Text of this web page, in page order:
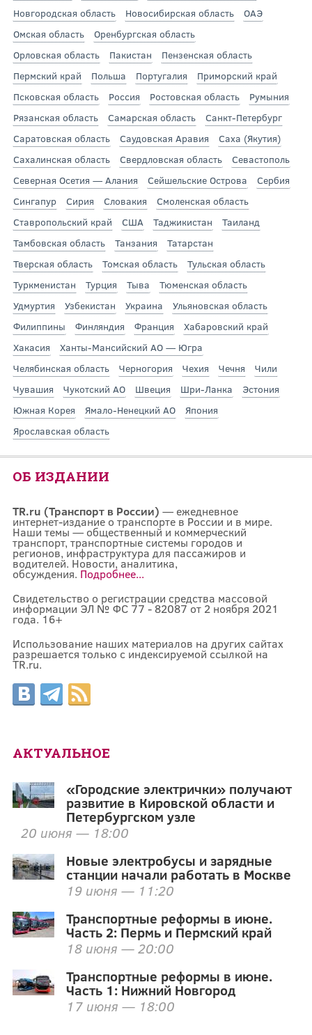
Новгородская область
Новосибирская область
ОАЭ
Омская область
Оренбургская область
Орловская область
Пакистан
Пензенская область
Пермский край
Польша Португалия
Приморский край
Псковская область
Россия Ростовская область
Румыния
Рязанская область
Самарская область
Санкт-Петербург
Саратовская область
Саудовская Аравия
Саха (Якутия)
Сахалинская область
Свердловская область
Севастополь
Северная Осетия — Алания
Сейшельские Острова
Сербия
Сингапур
Сирия Словакия
Смоленская область
Ставропольский край
США Таджикистан
Таиланд
Тамбовская область
Танзания
Татарстан
Тверская область
Томская область
Тульская область
Туркменистан
Турция Тыва
Тюменская область
Удмуртия
Узбекистан Украина
Ульяновская область
Филиппины
Финляндия Франция
Хабаровский край
Хакасия
Ханты-Мансийский АО — Югра
Челябинская область
Черногория Чехия Чечня
Чили
Чувашия
Чукотский АО Швеция Шри-Ланка
Эстония
Южная Корея
Ямало-Ненецкий АО
Япония
Ярославская область
ОБ ИЗДАНИИ
TR.ru (Транспорт в России) — ежедневное
интернет-издание о транспорте в России и в мире.
Наши темы — общественный и коммерческий
транспорт, транспортные системы городов и
регионов, инфраструктура для пассажиров и
водителей. Новости, аналитика,
обсуждения. Подробнее...
Свидетельство о регистрации средства массовой
информации ЭЛ № ФС 77 - 82087 от 2 ноября 2021
года. 16+
Использование наших материалов на других сайтах
разрешается только с индексируемой ссылкой на
TR.ru.
АКТУАЛЬНОЕ
«Городские электрички» получают
развитие в Кировской области и
Петербургском узле
20 июня — 18:00
Новые электробусы и зарядные
станции начали работать в Москве
19 июня — 11:20
Транспортные реформы в июне.
Часть 2: Пермь и Пермский край
18 июня — 20:00
Транспортные реформы в июне.
Часть 1: Нижний Новгород
17 июня — 18:00